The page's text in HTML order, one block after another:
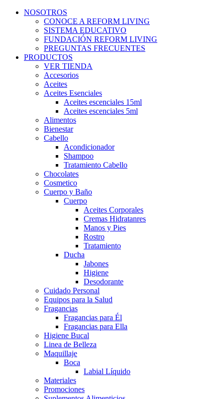
NOSOTROS
CONOCE A REFORM LIVING
SISTEMA EDUCATIVO
FUNDACIÓN REFORM LIVING
PREGUNTAS FRECUENTES
PRODUCTOS
VER TIENDA
Accesorios
Aceites
Aceites Esenciales
Aceites escenciales 15ml
Aceites escenciales 5ml
Alimentos
Bienestar
Cabello
Acondicionador
Shampoo
Tratamiento Cabello
Chocolates
Cosmetico
Cuerpo y Baño
Cuerpo
Aceites Corporales
Cremas Hidratanres
Manos y Pies
Rostro
Tratamiento
Ducha
Jabones
Higiene
Desodorante
Cuidado Personal
Equipos para la Salud
Fragancias
Fragancias para Él
Fragancias para Ella
Higiene Bucal
Linea de Belleza
Maquillaje
Boca
Labial Líquido
Materiales
Promociones